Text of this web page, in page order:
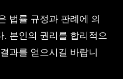
법률 규정과 판례에 의
본인의 권리를 합리적으
과를 얻으시길 바랍니